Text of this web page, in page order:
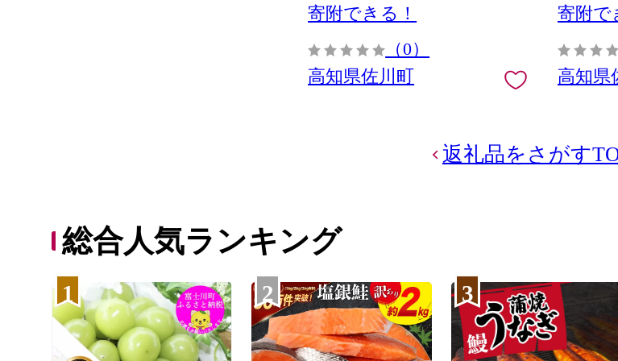
寄附できる！
（0）
高知県佐川町
寄附で
高知県
返礼品をさがす
総合人気ランキング
1 2 3